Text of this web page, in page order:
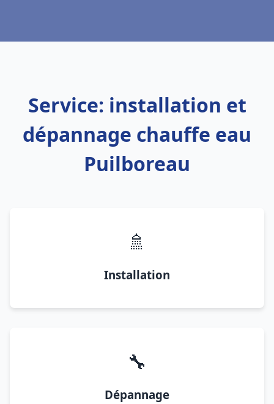
Service: installation et
dépannage chauffe eau
Puilboreau
🚿
Installation
🔧
Dépannage